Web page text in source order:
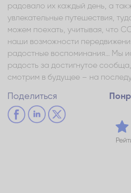
радовало их каждый день, а
увлекательные путешествия,
можем поехать, учитывая, что
наши возможности
радостные воспоминания... Мы
радость за достигнутое
смотрим в будущее – на
Поделиться